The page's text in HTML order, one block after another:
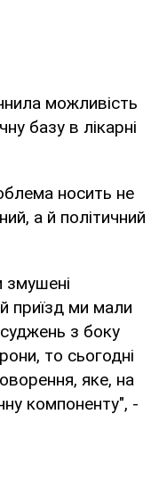
можливість
базу в лікарні
носить не
а й політичний
змушені
приїзд ми мали
з боку
то сьогодні
яке, на
компоненту", -